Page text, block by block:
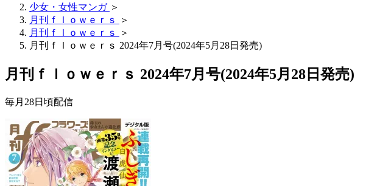
少女・女性マンガ ＞
月刊ｆｌｏｗｅｒｓ
＞
月刊ｆｌｏｗｅｒｓ
＞
月刊ｆｌｏｗｅｒｓ 2024年7月号(2024年5月28日発売)
月刊ｆｌｏｗｅｒｓ 2024年7月号(2024年5月28日発売)
毎月28日頃配信